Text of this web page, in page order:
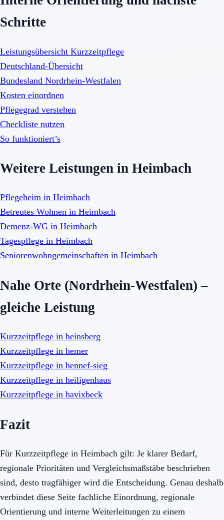
Schritte
Leistungsübersicht Kurzzeitpflege
Deutschland-Übersicht
Bundesland Nordrhein-Westfalen
Kosten einordnen
Pflegegrad verstehen
Checkliste nutzen
So funktioniert’s
Weitere Leistungen in Heimbach
Pflegeheim in Heimbach
Betreutes Wohnen in Heimbach
Demenz-WG in Heimbach
Tagespflege in Heimbach
Seniorenwohngemeinschaften in Heimbach
Nahe Orte (Nordrhein-Westfalen) –
gleiche Leistung
Kurzzeitpflege in heinsberg
Kurzzeitpflege in hemer
Kurzzeitpflege in hennef-sieg
Kurzzeitpflege in heiligenhaus
Kurzzeitpflege in havixbeck
Fazit
Für Kurzzeitpflege in Heimbach gilt: Je klarer Bedarf,
regionale Prioritäten und Vergleichsmaßstäbe beschrieben
sind, desto tragfähiger wird die Entscheidung. Genau deshalb
verbindet diese Seite fachliche Einordnung, regionale
Orientierung und interne Weiterleitungen zu einem